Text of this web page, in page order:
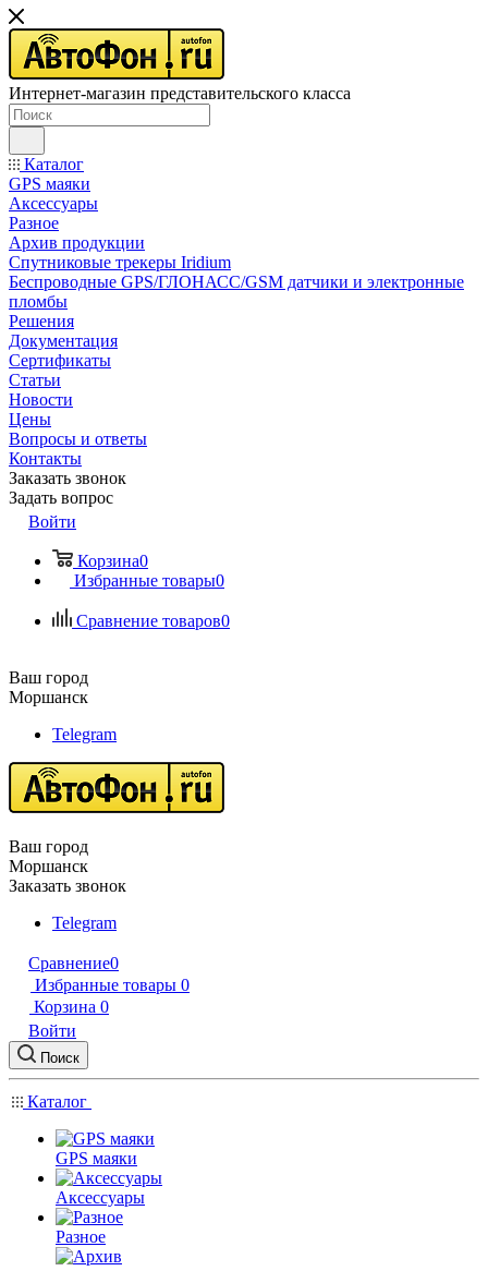
Интернет-магазин представительского класса
Каталог
GPS маяки
Аксессуары
Разное
Архив продукции
Спутниковые трекеры Iridium
Беспроводные GPS/ГЛОНАСС/GSM датчики и электронные
пломбы
Решения
Документация
Сертификаты
Статьи
Новости
Цены
Вопросы и ответы
Контакты
Заказать звонок
Задать вопрос
Войти
Корзина0
Избранные товары0
Сравнение товаров0
Ваш город
Моршанск
Telegram
Ваш город
Моршанск
Заказать звонок
Telegram
Сравнение0
Избранные товары 0
Корзина 0
Войти
Поиск
Каталог
GPS маяки
Аксессуары
Разное